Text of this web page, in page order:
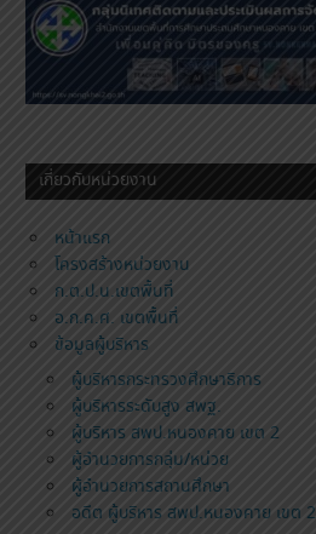
เกี่ยวกับหน่วยงาน
หน้าแรก
โครงสร้างหน่วยงาน
ก.ต.ป.น.เขตพื้นที่
อ.ก.ค.ศ. เขตพื้นที่
ข้อมูลผู้บริหาร
ผู้บริหารกระทรวงศึกษาธิการ
ผู้บริหารระดับสูง สพฐ.
ผู้บริหาร สพป.หนองคาย เขต 2
ผู้อำนวยการกลุ่ม/หน่วย
ผู้อำนวยการสถานศึกษา
อดีต ผู้บริหาร สพป.หนองคาย เขต 2